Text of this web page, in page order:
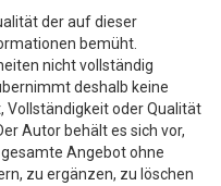
der auf dieser
bemüht.
nicht vollständig
deshalb keine
Vollständigkeit oder Qualität
Autor behält es sich vor,
Angebot ohne
zu ergänzen, zu löschen